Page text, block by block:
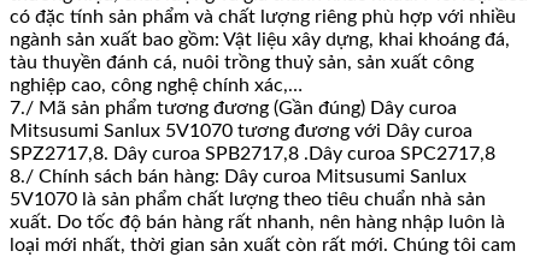
có đặc tính sản phẩm và chất lượng riêng phù hợp với nhiều
ngành sản xuất bao gồm: Vật liệu xây dựng, khai khoáng đá,
tàu thuyền đánh cá, nuôi trồng thuỷ sản, sản xuất công
nghiệp cao, công nghệ chính xác,…
7./ Mã sản phẩm tương đương (Gần đúng) Dây curoa
Mitsusumi Sanlux 5V1070 tương đương với Dây curoa
SPZ2717,8. Dây curoa SPB2717,8 .Dây curoa SPC2717,8
8./ Chính sách bán hàng: Dây curoa Mitsusumi Sanlux
5V1070 là sản phẩm chất lượng theo tiêu chuẩn nhà sản
xuất. Do tốc độ bán hàng rất nhanh, nên hàng nhập luôn là
loại mới nhất, thời gian sản xuất còn rất mới. Chúng tôi cam